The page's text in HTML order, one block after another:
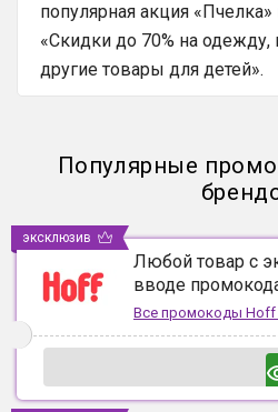
популярная акция «Пчелка»
«Скидки до 70% на одежду,
другие товары для детей».
Популярные
Любой товар с
вводе
Все промокоды Hoff
эксклюзив